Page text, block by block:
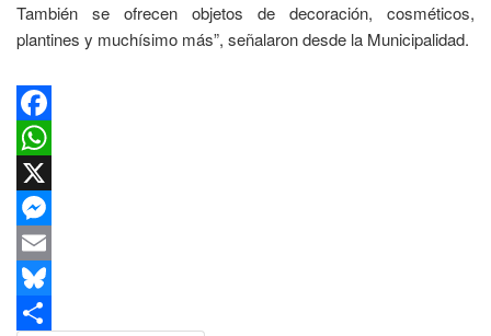
También se ofrecen objetos de decoración, cosméticos,
plantines y muchísimo más”, señalaron desde la Municipalidad.
Facebook
WhatsApp
X
Messenger
Email
Bluesky